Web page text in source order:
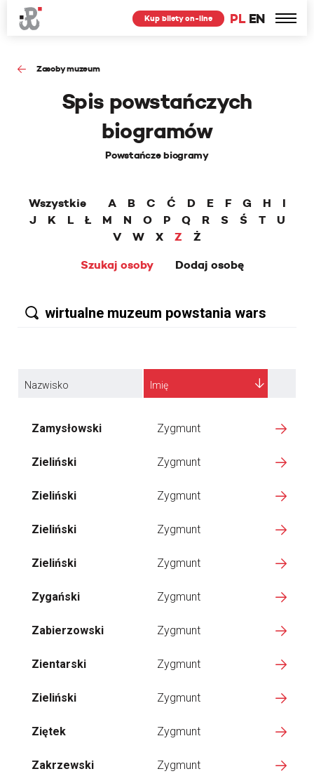
PL EN
Kup bilety on-line
Zasoby muzeum
Spis powstańczych
biogramów
Powstańcze biogramy
Wszystkie A B C Ć D E F G H
I
J
K L Ł M N O P Q R S Ś T
U
V
W X Z
Ż
Szukaj osoby
Dodaj osobę
Nazwisko Imię
Zamysłowski Zygmunt
Zieliński Zygmunt
Zieliński Zygmunt
Zieliński Zygmunt
Zieliński Zygmunt
Zygański Zygmunt
Zabierzowski Zygmunt
Zientarski Zygmunt
Zieliński Zygmunt
Ziętek Zygmunt
Zakrzewski Zygmunt